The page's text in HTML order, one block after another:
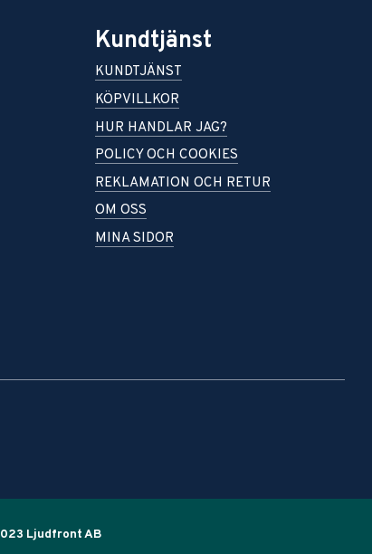
Kundtjänst
KUNDTJÄNST
KÖPVILLKOR
HUR HANDLAR JAG?
POLICY OCH COOKIES
REKLAMATION OCH RETUR
OM OSS
MINA SIDOR
Ljudfront AB